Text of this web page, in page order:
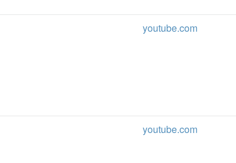
youtube.com
youtube.com